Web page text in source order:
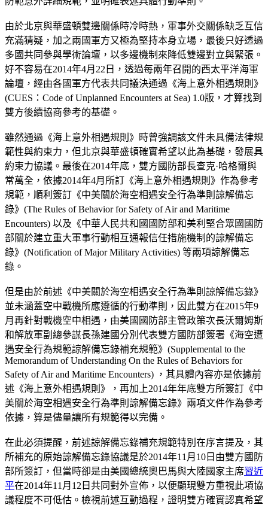
由於北京與華盛頓雙邊關係時冷時熱，軍事外交關係缺乏互信
充滿猜疑，加之兩國軍方又極為堅持本身立場，最後只好透過
多國共同參與學術論壇，以多邊機制來降低雙邊對立與緊張。
好不容易在2014年4月22日，透過每兩年召開的西太平洋海軍
論壇，經由各國軍方代表共同議決通過《海上意外相遇規則》
(CUES：Code of Unplanned Encounters at Sea) 1.0版，才算找到
雙方後續協商參考的基礎。
雖然通過《海上意外相遇規則》時曾強調該文件未具備法律規
範性與約束力，但北京與華盛頓確實希望以此為基礎，發展具
約束力協議。最後在2014年底，雙方國防部長查克·哈格爾與
常萬全，依據2014年4月所訂《海上意外相遇規則》作為參考
規範，順利簽訂《中美關於海空相遇安全行為準則諒解備忘
錄》(The Rules of Behavior for Safety of Air and Maritime
Encounters) 以及《中華人民共和國國防部和美利堅合眾國國防
部關於建立重大軍事行動相互通報信任措施機制的諒解備忘
錄》(Notification of Major Military Activities) 等兩項諒解備忘
錄。
但是由於前述《中美關於海空相遇安全行為準則諒解備忘錄》
並未涵蓋空中戰機所應遵循的行動準則，因此雙方在2015年9
月再針對戰機空中相遇，由美國國防部主管政策次長沃爾姆斯
和解放軍副總參謀長孫建國分別代表雙方國防部簽署《海空遭
遇安全行為規範諒解備忘錄補充規範》(Supplemental to the
Memorandum of Understanding On the Rules of Behaviors for
Safety of Air and Maritime Encounters) ，其具體內容亦是依據前
述《海上意外相遇規則》，再加上2014年年底雙方所簽訂《中
美關於海空相遇安全行為準則諒解備忘錄》兩項文件作為參考
依據，算是儘量讓所有規範得以完備。
在此必須提醒，前述諒解備忘錄補充規範特別在序言提及，其
所補充的原始諒解備忘錄協議是於2014年11月10日由雙方國防
部所簽訂，但當時卻是由美國總統奧巴馬與大陸國家主席習近
平在2014年11月12日共同對外宣佈，以便顯現雙方重視此項協
議程度不可低估。檢視前述互動過程，證明雙方確實認真希望